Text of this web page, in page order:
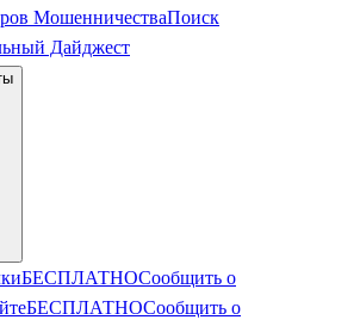
МошенничестваПоиск
Дайджест
БЕСПЛАТНОСообщить о
БЕСПЛАТНОСообщить о